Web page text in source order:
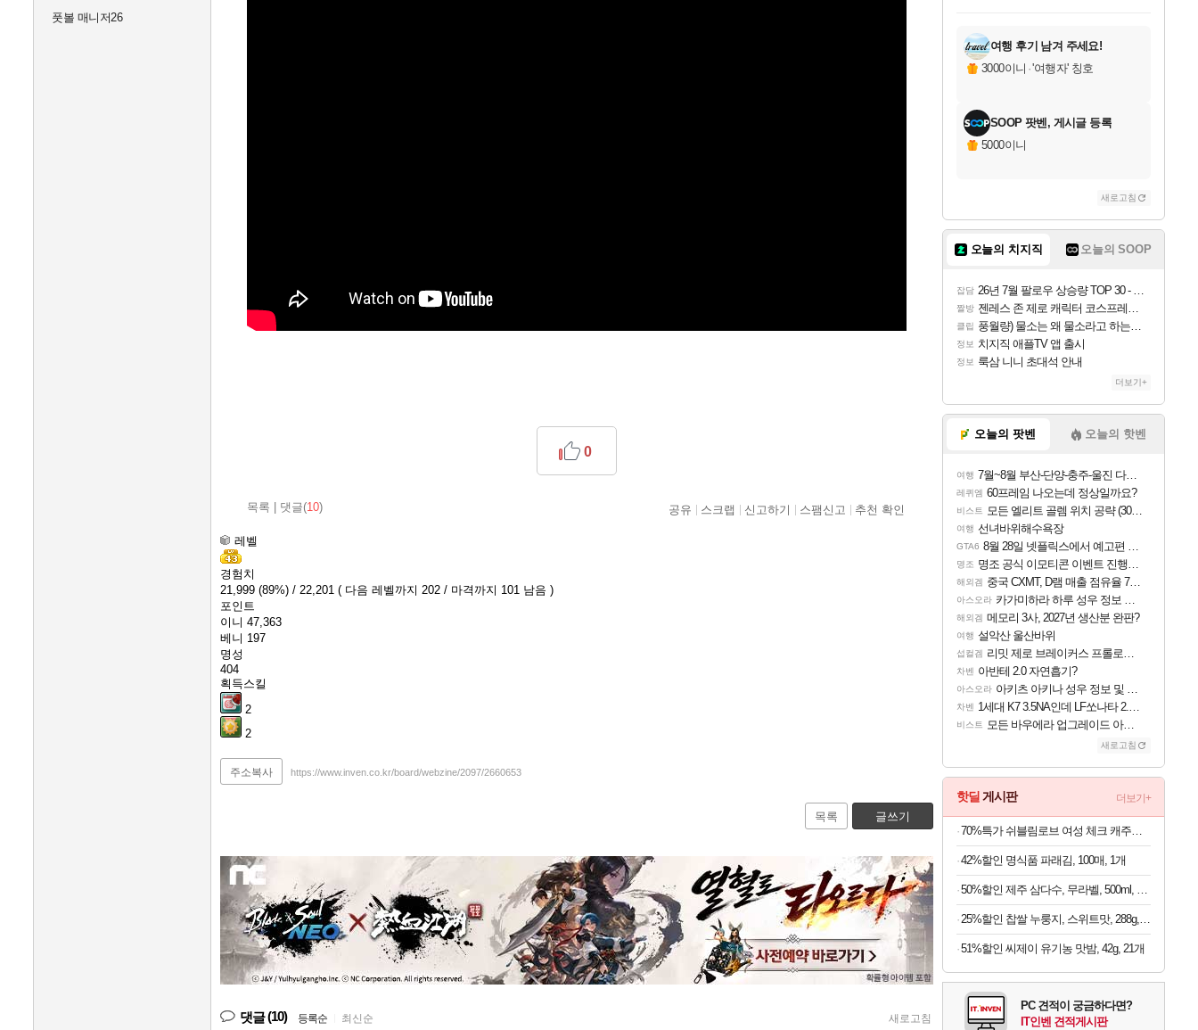
풋볼 매니저26
목록 댓글(10)
0
공유 스크랩 신고하기 스팸신고 추천 확인
레벨
경험치
21,999 (89%) / 22,201 ( 다음 레벨까지 202 / 마격까지 101 남음 )
포인트
이니 47,363
베니 197
명성
404
획득스킬
2
2
주소복사 https://www.inven.co.kr/board/webzine/2097/2660653
목록 글쓰기
댓글(10) 등록순 최신순 새로고침
교환.
당첨되셨습니다.
당첨되셨습니다.
당첨되셨습니다.
당첨되셨습니다.
당첨되셨습니다.
당첨되셨습니다.
에디션 (스팀코드) 를 교환.
당첨되셨습니다.
여행 후기 남겨 주세요!
3000이니 ·'여행자' 칭호
SOOP 팟벤, 게시글 등록
5000이니
새로고침
오늘의 치지직 오늘의 SOOP
잡담 26년 7월 팔로우 상승량 TOP 30 - 월간 치지직
짤방 젠레스 존 제로 캐릭터 코스프레한 꽁주
클립 풍월량) 물소는 왜 물소라고 하는거야? 아! 그만 ㅋㅋ
정보 치지직 애플TV 앱 출시
정보 룩삼 니니 초대석 안내
더보기+
오늘의 팟벤 오늘의 핫벤
여행 7월~8월 부산-단양-충주-울진 다녀왔어요~
레퀴엠 60프레임 나오는데 정상일까요?
비스트 모든 엘리트 골렘 위치 공략 (30개) - 방랑 결투가
여행 선녀바위해수욕장
GTA6 8월 28일 넷플릭스에서 예고편 공개 예정
명조 명조 공식 이모티콘 이벤트 진행해봤습니다! 참여부터 추첨까지????
해외겜 중국 CXMT, D램 매출 점유율 7%…글로벌 4위로 부상
아스오라 카가미하라 하루 성우 정보 및 주요 필모
해외겜 메모리 3사, 2027년 생산분 완판?
여행 설악산 울산바위
섭컬겜 리밋 제로 브레이커스 프롤로그 테스트 후기 영상 업로드
차벤 아반테 2.0 자연흡기?
아스오라 아키츠 아키나 성우 정보 및 주요 필모
차벤 1세대 K7 3.5NA인데 LF쏘나타 2.0NA 기변하면 유류비 절약이 얼마나 될까요..?
비스트 모든 바우에라 업그레이드 아이템 획득 위치 공략 (89개)
새로고침
핫딜 게시판 더보기+
70%특가 쉬블림로브 여성 체크 캐주얼 상하의 세트 안드리 GW1780, FREE, 1세트
42%할인 명식품 파래김, 100매, 1개
50%할인 제주 삼다수, 무라벨, 500ml, 40개
25%할인 찹쌀 누룽지, 스위트맛, 288g, 4개
51%할인 씨제이 유기농 맛밤, 42g, 21개
PC 견적이 궁금하다면?
IT인벤 견적게시판